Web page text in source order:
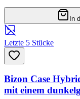
In
Letzte 5 Stücke
Bizon Case
mit einem